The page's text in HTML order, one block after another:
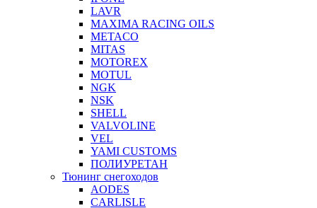
LAVR
MAXIMA RACING OILS
METACO
MITAS
MOTOREX
MOTUL
NGK
NSK
SHELL
VALVOLINE
VEL
YAMI CUSTOMS
ПОЛИУРЕТАН
Тюнинг снегоходов
AODES
CARLISLE